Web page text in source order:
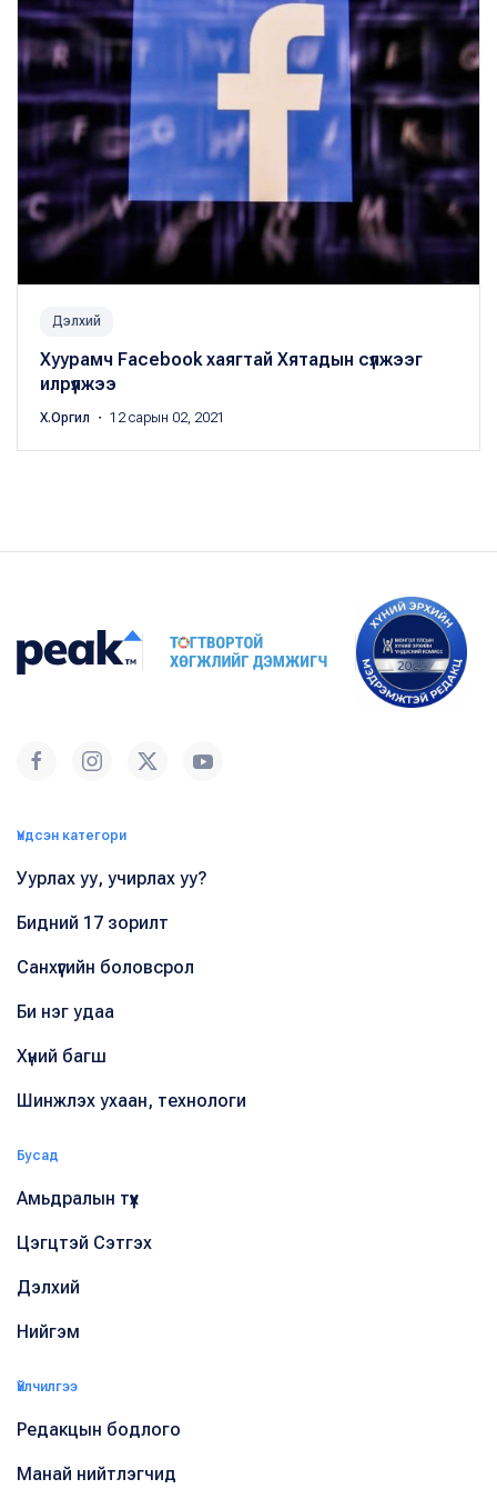
Дэлхий
Хуурамч Facebook хаягтай Хятадын сүлжээг
илрүүлжээ
Х.Оргил ・ 12 сарын 02, 2021
Үндсэн категори
Уурлах уу, учирлах уу?
Бидний 17 зорилт
Санхүүгийн боловсрол
Би нэг удаа
Хүний багш
Шинжлэх ухаан, технологи
Бусад
Амьдралын түүх
Цэгцтэй Сэтгэх
Дэлхий
Нийгэм
Үйлчилгээ
Редакцын бодлого
Манай нийтлэгчид